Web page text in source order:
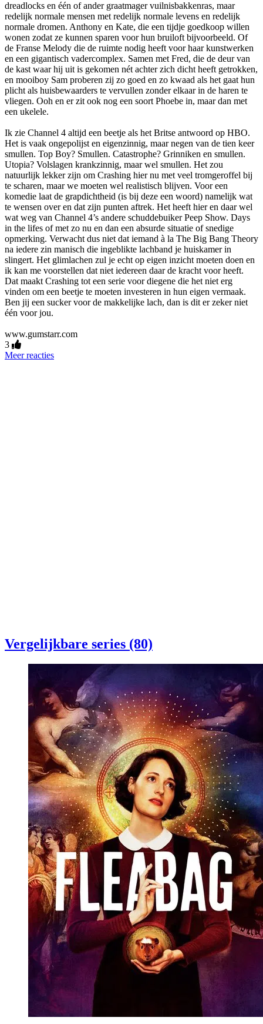
dreadlocks en één of ander graatmager vuilnisbakkenras, maar
redelijk normale mensen met redelijk normale levens en redelijk
normale dromen. Anthony en Kate, die een tijdje goedkoop willen
wonen zodat ze kunnen sparen voor hun bruiloft bijvoorbeeld. Of
de Franse Melody die de ruimte nodig heeft voor haar kunstwerken
en een gigantisch vadercomplex. Samen met Fred, die de deur van
de kast waar hij uit is gekomen nét achter zich dicht heeft getrokken,
en mooiboy Sam proberen zij zo goed en zo kwaad als het gaat hun
plicht als huisbewaarders te vervullen zonder elkaar in de haren te
vliegen. Ooh en er zit ook nog een soort Phoebe in, maar dan met
een ukelele.
Ik zie Channel 4 altijd een beetje als het Britse antwoord op HBO.
Het is vaak ongepolijst en eigenzinnig, maar negen van de tien keer
smullen. Top Boy? Smullen. Catastrophe? Grinniken en smullen.
Utopia? Volslagen krankzinnig, maar wel smullen. Het zou
natuurlijk lekker zijn om Crashing hier nu met veel tromgeroffel bij
te scharen, maar we moeten wel realistisch blijven. Voor een
komedie laat de grapdichtheid (is bij deze een woord) namelijk wat
te wensen over en dat zijn punten aftrek. Het heeft hier en daar wel
wat weg van Channel 4’s andere schuddebuiker Peep Show. Days
in the lifes of met zo nu en dan een absurde situatie of snedige
opmerking. Verwacht dus niet dat iemand à la The Big Bang Theory
na iedere zin manisch die ingeblikte lachband je huiskamer in
slingert. Het glimlachen zul je echt op eigen inzicht moeten doen en
ik kan me voorstellen dat niet iedereen daar de kracht voor heeft.
Dat maakt Crashing tot een serie voor diegene die het niet erg
vinden om een beetje te moeten investeren in hun eigen vermaak.
Ben jij een sucker voor de makkelijke lach, dan is dit er zeker niet
één voor jou.
www.gumstarr.com
3
Meer reacties
Vergelijkbare series (80)